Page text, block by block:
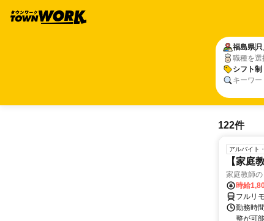
福島県
職種を選
シフト制
キーワ
122件
アルバイト
【家庭
家庭教師
時給
フルリ
勤務時
整が可